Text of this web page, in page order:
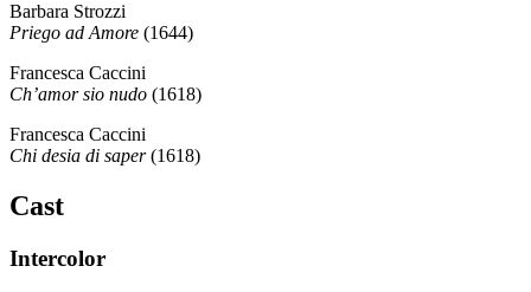
Barbara Strozzi
Priego ad Amore (1644)
Francesca Caccini
Ch’amor sio nudo (1618)
Francesca Caccini
Chi desia di saper(1618)
Cast
Intercolor